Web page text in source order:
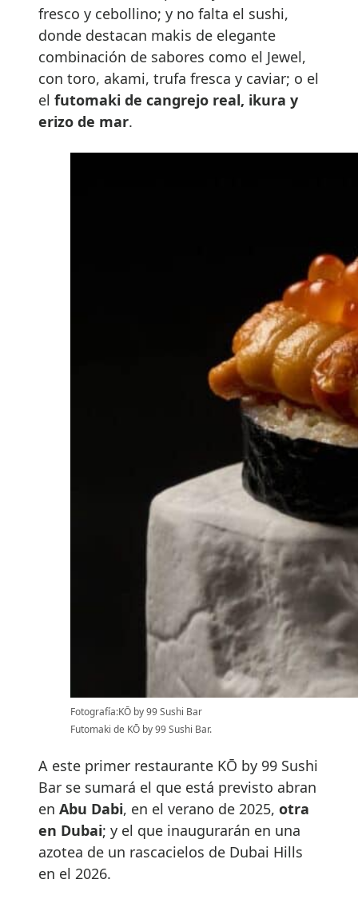
fresco y cebollino; y no falta el sushi,
donde destacan makis de elegante
combinación de sabores como el Jewel,
con toro, akami, trufa fresca y caviar; o el
el futomaki de cangrejo real, ikura y
erizo de mar.
Fotografía:KŌ by 99 Sushi Bar
Futomaki de KŌ by 99 Sushi Bar.
A este primer restaurante KŌ by 99 Sushi
Bar se sumará el que está previsto abran
en Abu Dabi, en el verano de 2025, otra
en Dubai; y el que inaugurarán en una
azotea de un rascacielos de Dubai Hills
en el 2026.